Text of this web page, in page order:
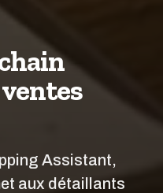
Assistant,
aux détaillants